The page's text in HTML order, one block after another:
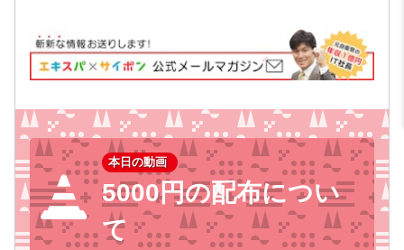
本日の動画
5000円の配布につい
て